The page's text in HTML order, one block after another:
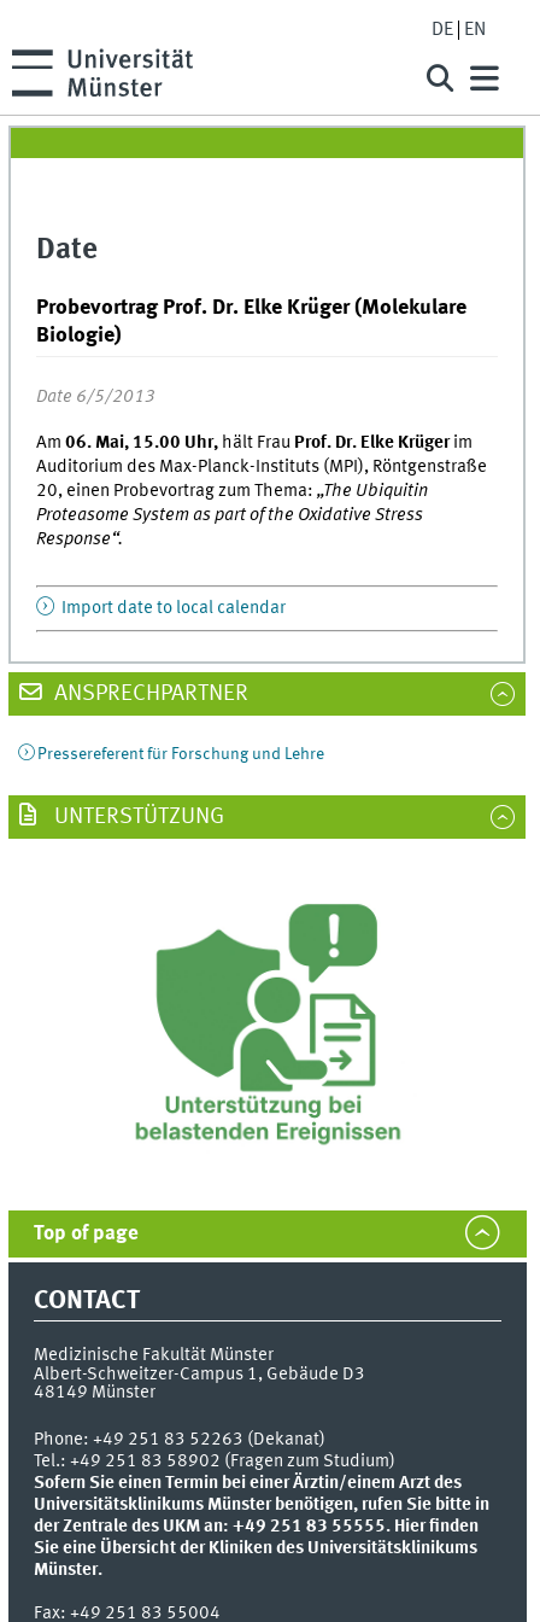
DE EN
Date
Probevortrag Prof. Dr. Elke Krüger (Molekulare
Biologie)
Date 6/5/2013
Am06. Mai, 15.00 Uhr, hält Frau Prof. Dr. Elke Krügerim
Auditorium des Max-Planck-Instituts (MPI), Röntgenstraße
20, einen Probevortrag zum Thema:„The Ubiquitin
Proteasome System as part of the Oxidative Stress
Response“.
Import date to local calendar
ANSPRECHPARTNER
Pressereferent für Forschung und Lehre
UNTERSTÜTZUNG
Top of page
CONTACT
Medizinische Fakultät Münster
Albert-Schweitzer-Campus 1, Gebäude D3
48149 Münster
Phone:+49 251 83 52263 (Dekanat)
Tel.: +49 251 83 58902 (Fragen zum Studium)
Sofern Sie einen Termin bei einer Ärztin/einem Arzt des
Universitätsklinikums Münster benötigen, rufen Sie bitte in
der Zentrale des UKM an: +49 251 83 55555. Hier finden
Sie eine Übersicht der Kliniken des Universitätsklinikums
Münster.
Fax:+49 251 83 55004